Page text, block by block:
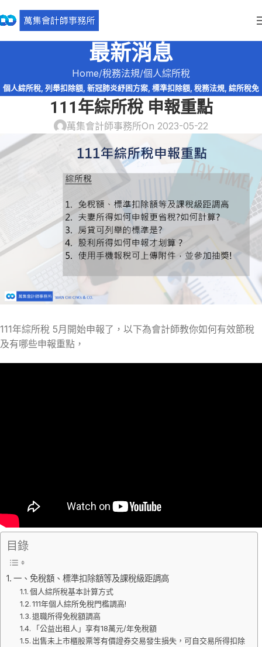
最新消息
Home 稅務法規 個人綜所稅
個人綜所稅, 列舉扣除額, 新冠肺炎紓困方案, 標準扣除額, 稅務法規, 綜所稅免
稅額,股利收入
111年綜所稅 申報重點
萬集會計師事務所On 2023-05-22
111年綜所稅 5月開始申報了，以下為會計師教你如何有效節稅
及有哪些申報重點，
目錄
一、免稅額、標準扣除額等及課稅級距調高
個人綜所稅基本計算方式
111年個人綜所免稅門檻調高!
退職所得免稅額調高
「公益出租人」享有18萬元/年免稅額
出售未上市櫃股票等有價證券交易發生損失，可自交易所得扣除